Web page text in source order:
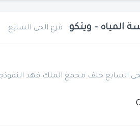
المياه - ويتكو فرع الحى السابع